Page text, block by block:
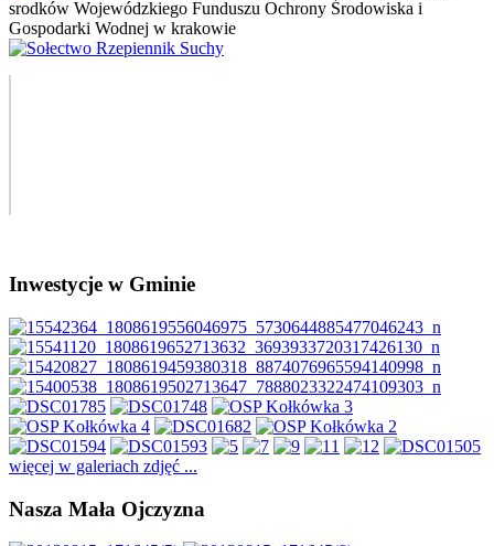
Inwestycje w Gminie
więcej w galeriach zdjęć ...
Nasza Mała Ojczyzna